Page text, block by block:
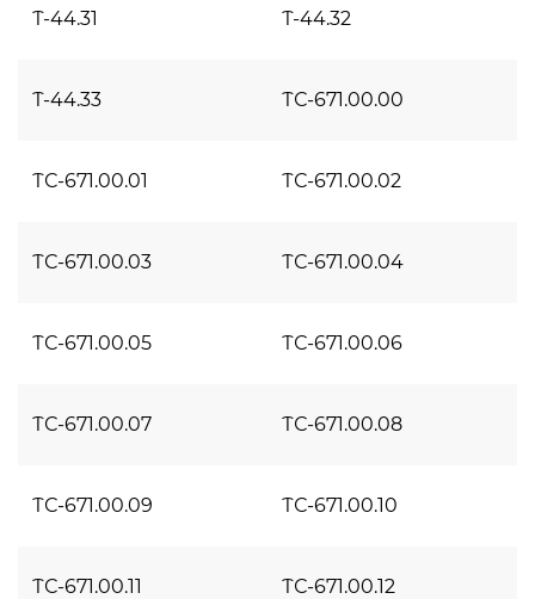
Т-44.31 Т-44.32
Т-44.33 ТС-671.00.00
ТС-671.00.01 ТС-671.00.02
ТС-671.00.03 ТС-671.00.04
ТС-671.00.05 ТС-671.00.06
ТС-671.00.07 ТС-671.00.08
ТС-671.00.09 ТС-671.00.10
ТС-671.00.11 ТС-671.00.12